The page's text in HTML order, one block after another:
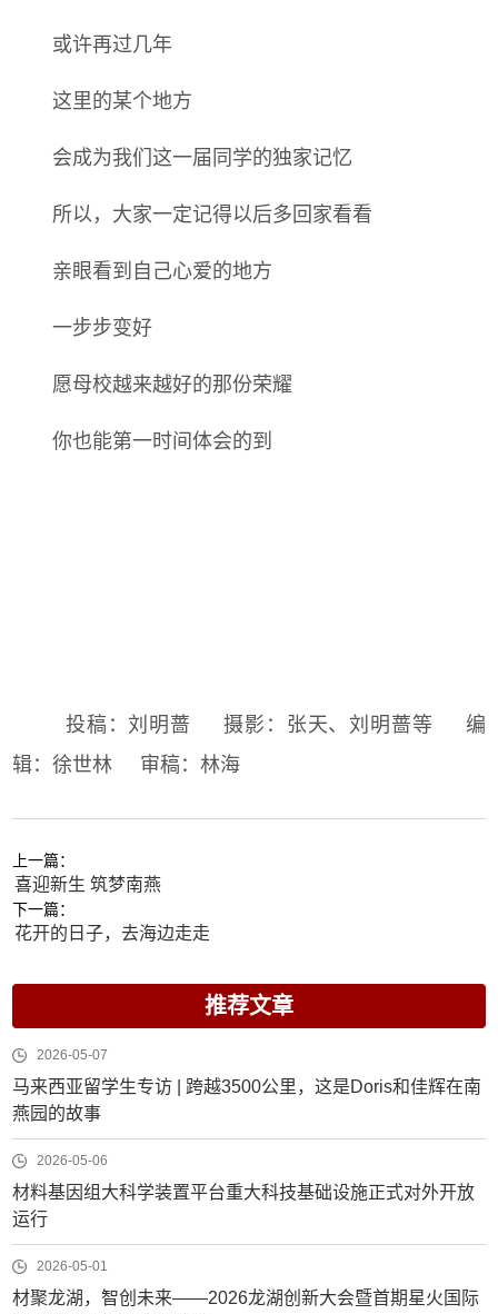
或许再过几年
这里的某个地方
会成为我们这一届同学的独家记忆
所以，大家一定记得以后多回家看看
亲眼看到自己心爱的地方
一步步变好
愿母校越来越好的那份荣耀
你也能第一时间体会的到
投稿：刘明蔷 摄影：张天、刘明蔷等 编
辑：徐世林 审稿：林海
上一篇：
喜迎新生 筑梦南燕
下一篇：
花开的日子，去海边走走
推荐文章
2026-05-07
马来西亚留学生专访 | 跨越3500公里，这是Doris和佳辉在南
燕园的故事
2026-05-06
材料基因组大科学装置平台重大科技基础设施正式对外开放
运行
2026-05-01
材聚龙湖，智创未来——2026龙湖创新大会暨首期星火国际